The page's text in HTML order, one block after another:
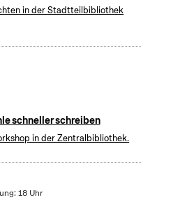
in der Stadtteilbibliothek
schneller schreiben
in der Zentralbibliothek.
18 Uhr